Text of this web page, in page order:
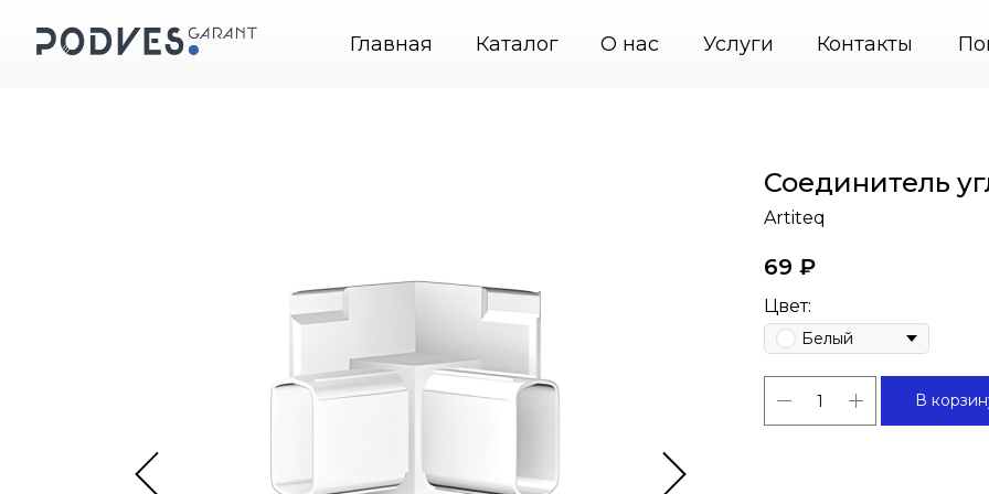
Контакты
Услуги
О нас
Каталог
Главная
Соединитель
Artiteq
69 ₽
Цвет:
Белый
В